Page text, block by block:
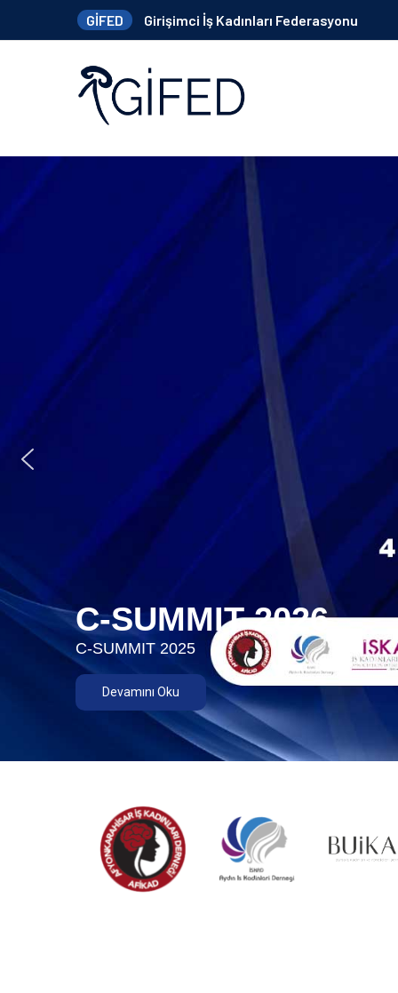
GİFED Girişimci İş Kadınları Federasyonu
C-SUMMIT 2026
C-SUMMIT 2025
Devamını Oku